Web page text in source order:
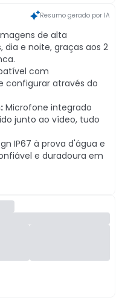
Resumo gerado por IA
de alta
dia e noite, graças aos 2
com
configurar através do
Microfone integrado
junto ao vídeo, tudo
IP67 à prova d'água e
e duradoura em